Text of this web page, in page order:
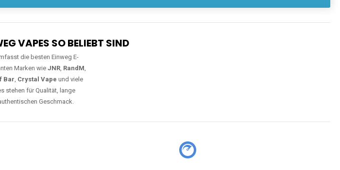
VAPES SO BELIEBT SIND
die besten Einweg E-
Marken wie JNR, RandM,
Bar, Crystal Vape und viele
stehen für Qualität, lange
Geschmack.